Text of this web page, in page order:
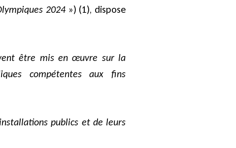
2024») (1), dispose
être mis en œuvre sur la
compétentes aux fins
publics et de leurs